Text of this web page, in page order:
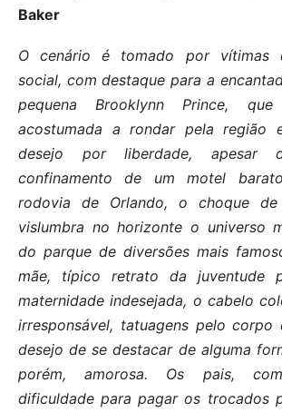
Baker
O cenário é tomado por vítimas
social, com destaque para a
pequena Brooklynn Prince,
acostumada a rondar pela região
desejo por liberdade, apesar
confinamento de um motel
rodovia de Orlando, o choque de
vislumbra no horizonte o universo
do parque de diversões mais
mãe, típico retrato da juventude
maternidade indesejada, o cabelo
irresponsável, tatuagens pelo corpo
desejo de se destacar de alguma
porém, amorosa. Os pais,
dificuldade para pagar os trocados